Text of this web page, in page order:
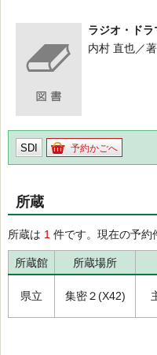
ラジオ・ドラ
内村 直也／
SDI 予約かごへ
所蔵
所蔵は 1 件です。現在の予約
所蔵館 所蔵場所
県立 集密２(X42)